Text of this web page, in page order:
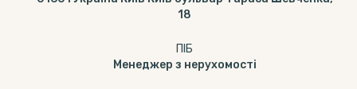
18
ПІБ
Менеджер з нерухомості